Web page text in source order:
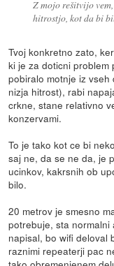
Z mojo rešitvijo
hitrostjo, kot da bi
Tvoj konkretno zato,
ki je za doticni problem
pobiralo motnje iz
nizja hitrost), rabi
crkne, stane relativno
konzervami.
To je tako kot ce bi
saj ne, da se ne da, je
ucinkov, kakrsnih ob
bilo.
20 metrov je smesno
potrebuje, sta normalni
napisal, bo wifi deloval
raznimi repeaterji pac